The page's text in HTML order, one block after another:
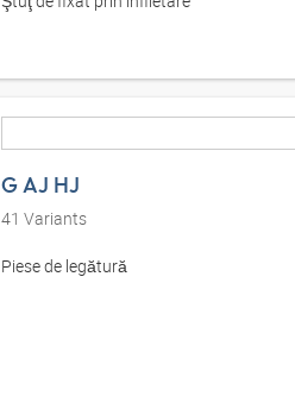
G AJ HJ
41 Variants
Piese de legătură